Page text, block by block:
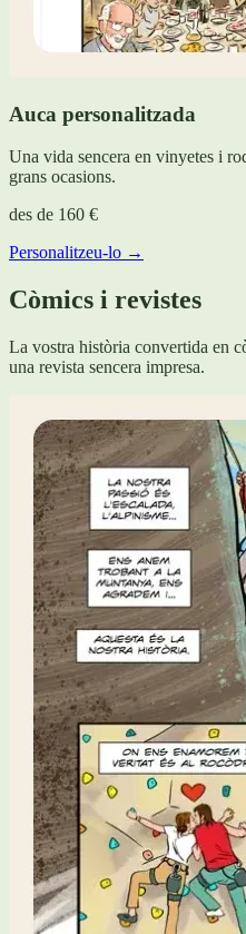
Auca personalitzada
Una vida sencera en vinyetes i
grans ocasions.
des de 160 €
Personalitzeu-lo →
Còmics i revistes
La vostra història convertida en
una revista sencera impresa.